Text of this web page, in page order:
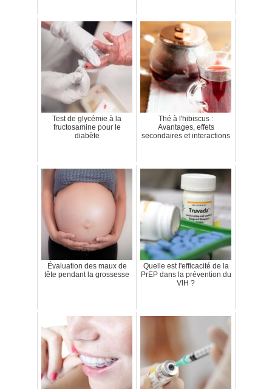
Test de glycémie à la
fructosamine pour le
diabète
Thé à l'hibiscus :
Avantages, effets
secondaires et interactions
Évaluation des maux de
tête pendant la grossesse
Quelle est l'efficacité de la
PrEP dans la prévention du
VIH ?